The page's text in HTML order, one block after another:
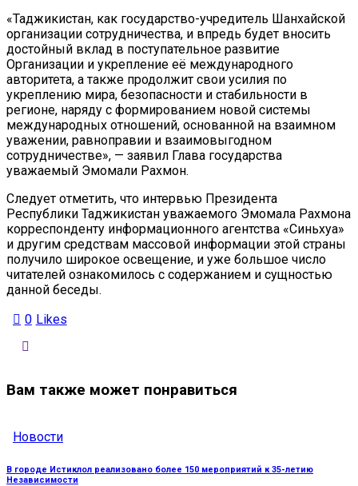
«Таджикистан, как государство-учредитель Шанхайской
организации сотрудничества, и впредь будет вносить
достойный вклад в поступательное развитие
Организации и укрепление её международного
авторитета, а также продолжит свои усилия по
укреплению мира, безопасности и стабильности в
регионе, наряду с формированием новой системы
международных отношений, основанной на взаимном
уважении, равноправии и взаимовыгодном
сотрудничестве», — заявил Глава государства
уважаемый Эмомали Рахмон.
Следует отметить, что интервью Президента
Республики Таджикистан уважаемого Эмомала Рахмона
корреспонденту информационного агентства «Синьхуа»
и другим средствам массовой информации этой страны
получило широкое освещение, и уже большое число
читателей ознакомилось с содержанием и сущностью
данной беседы.
0 Likes
Вам также может понравиться
Новости
В городе Истиклол реализовано более 150 мероприятий к 35-летию
Независимости